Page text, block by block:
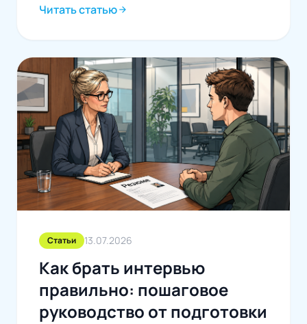
бизнесом встает сложная задача: как...
Читать статьюarrow_forward
Статьи 13.07.2026
Как брать интервью
правильно: пошаговое
руководство от подготовки